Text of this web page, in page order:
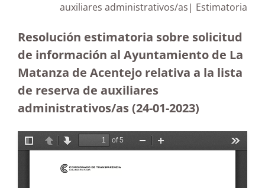
auxiliares administrativos/as| Estimatoria
Resolución estimatoria sobre solicitud
de información al Ayuntamiento de La
Matanza de Acentejo relativa a la lista
de reserva de auxiliares
administrativos/as (24-01-2023)